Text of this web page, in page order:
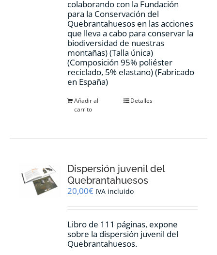
colaborando con la Fundación
para la Conservación del
Quebrantahuesos en las acciones
que lleva a cabo para conservar la
biodiversidad de nuestras
montañas) (Talla única)
(Composición 95% poliéster
reciclado, 5% elastano) (Fabricado
en España)
Añadir al
carrito
Detalles
Dispersión juvenil del
Quebrantahuesos
20,00€ IVA incluido
Libro de 111 páginas, expone
sobre la dispersión juvenil del
Quebrantahuesos.